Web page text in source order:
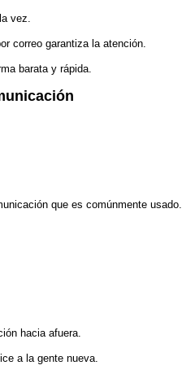
vez.
correo garantiza la atención.
barata y rápida.
que es comúnmente usado.
hacia afuera.
a la gente nueva.